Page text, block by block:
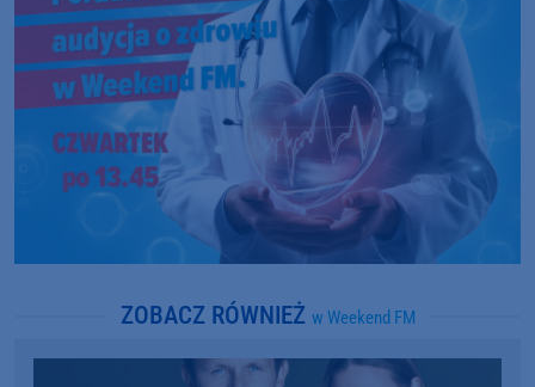
ZOBACZ RÓWNIEŻ w Weekend FM